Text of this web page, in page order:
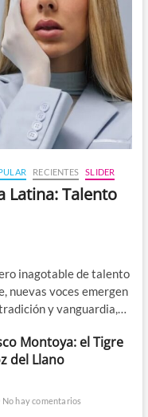
RECIENTES SLIDER
Latina: Talento
inagotable de talento
nuevas voces emergen
y vanguardia,…
Montoya: el Tigre
del Llano
No hay comentarios